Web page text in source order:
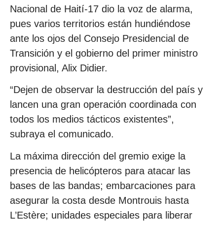
Nacional de Haití-17 dio la voz de alarma,
pues varios territorios están hundiéndose
ante los ojos del Consejo Presidencial de
Transición y el gobierno del primer ministro
provisional, Alix Didier.
“Dejen de observar la destrucción del país y
lancen una gran operación coordinada con
todos los medios tácticos existentes”,
subraya el comunicado.
La máxima dirección del gremio exige la
presencia de helicópteros para atacar las
bases de las bandas; embarcaciones para
asegurar la costa desde Montrouis hasta
L’Estère; unidades especiales para liberar